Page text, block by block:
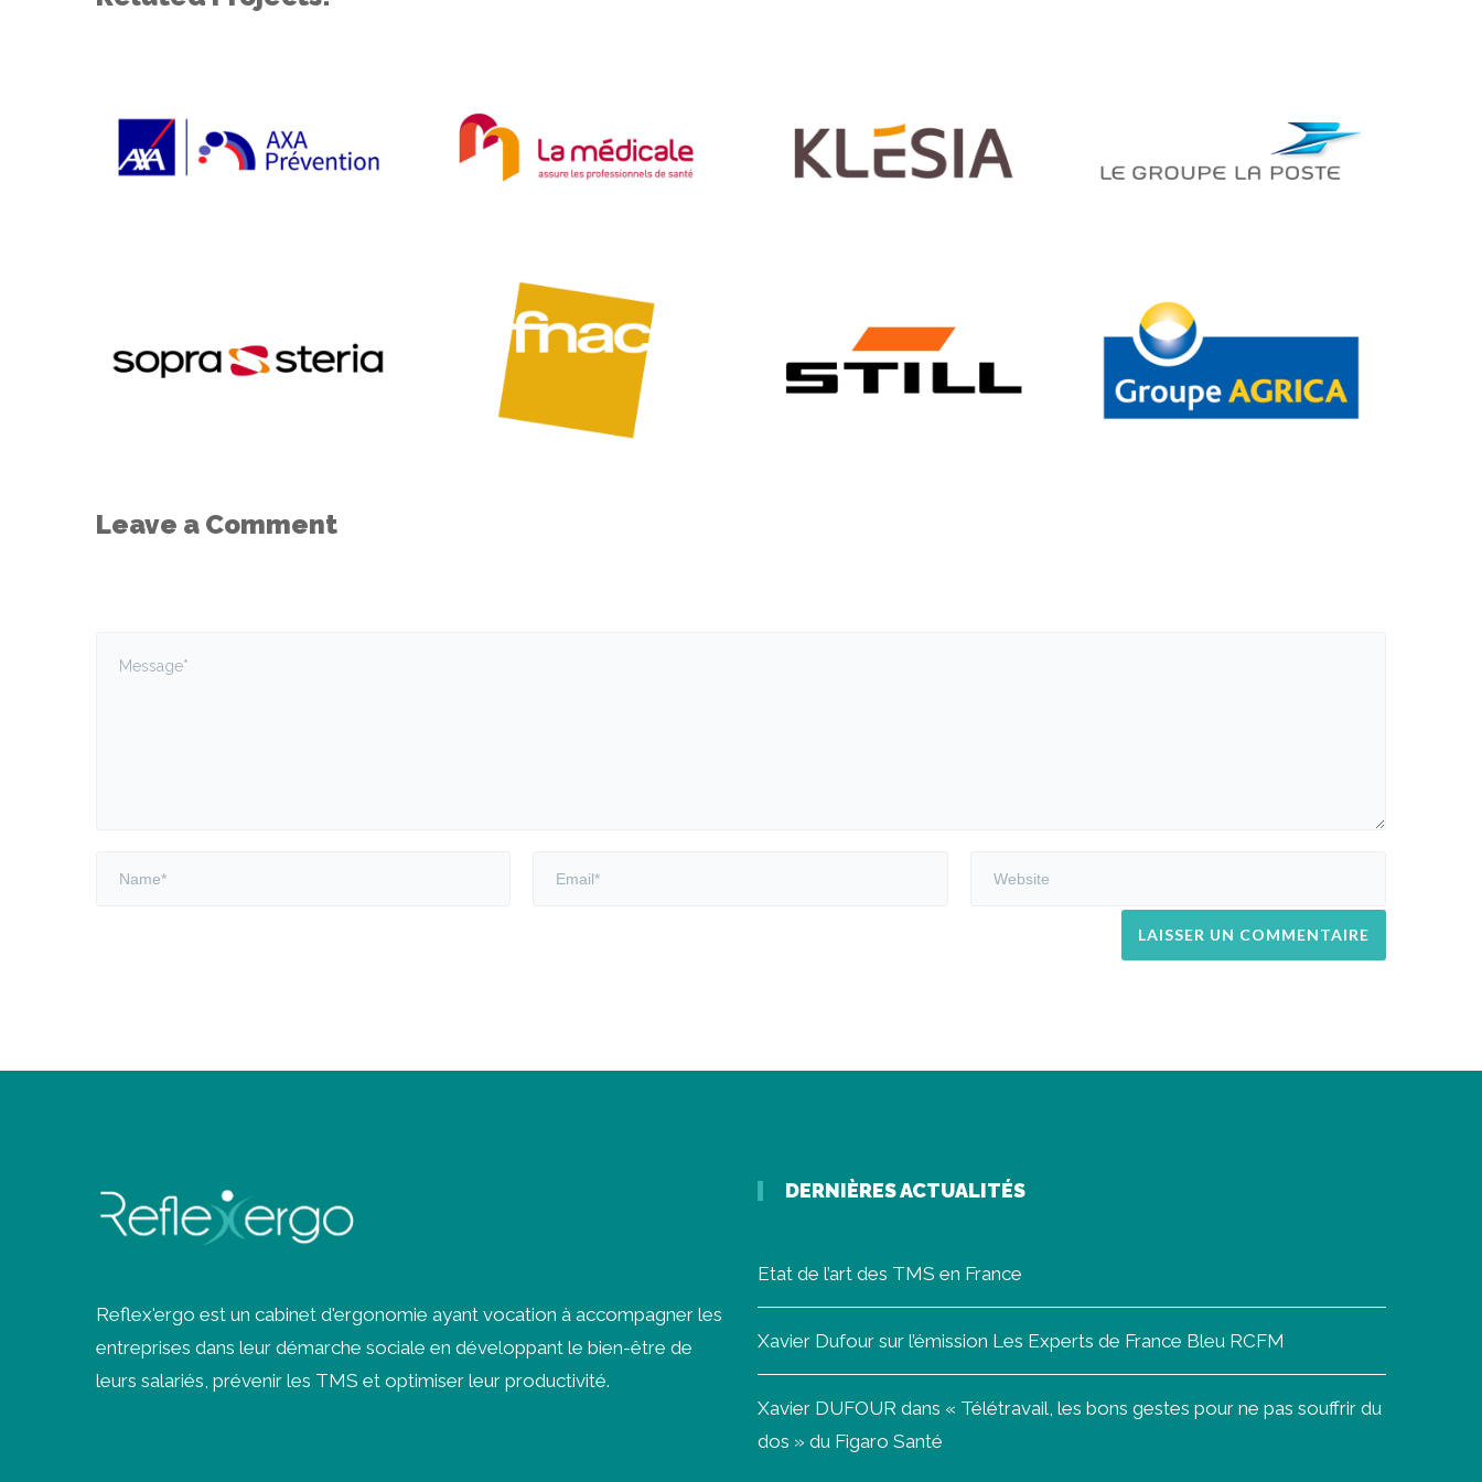
Leave a Comment
Reflex'ergo est un cabinet d'ergonomie ayant vocation à accompagner les
entreprises dans leur démarche sociale en développant le bien-être de
leurs salariés, prévenir les TMS et optimiser leur productivité.
DERNIÈRES ACTUALITÉS
Etat de l’art des TMS en France
Xavier Dufour sur l’émission Les Experts de France Bleu RCFM
Xavier DUFOUR dans « Télétravail, les bons gestes pour ne pas souffrir du
dos » du Figaro Santé